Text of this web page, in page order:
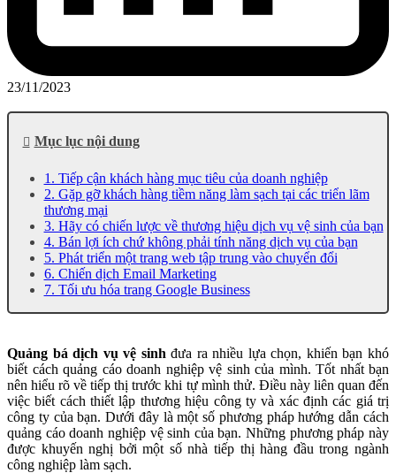
23/11/2023
Mục lục nội dung
1. Tiếp cận khách hàng mục tiêu của doanh nghiệp
2. Gặp gỡ khách hàng tiềm năng làm sạch tại các triển lãm
thương mại
3. Hãy có chiến lược về thương hiệu dịch vụ vệ sinh của bạn
4. Bán lợi ích chứ không phải tính năng dịch vụ của bạn
5. Phát triển một trang web tập trung vào chuyển đổi
6. Chiến dịch Email Marketing
7. Tối ưu hóa trang Google Business
Quảng bá dịch vụ vệ sinh đưa ra nhiều lựa chọn, khiến bạn khó
biết cách quảng cáo doanh nghiệp vệ sinh của mình. Tốt nhất bạn
nên hiểu rõ về tiếp thị trước khi tự mình thử. Điều này liên quan đến
việc biết cách thiết lập thương hiệu công ty và xác định các giá trị
công ty của bạn.Dưới đây là một số phương pháp hướng dẫn cách
quảng cáo doanh nghiệp vệ sinh của bạn. Những phương pháp này
được khuyến nghị bởi một số nhà tiếp thị hàng đầu trong ngành
công nghiệp làm sạch.